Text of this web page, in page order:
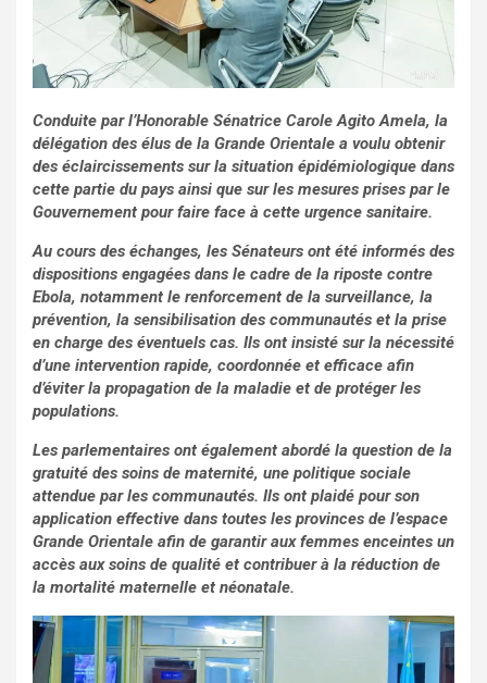
Conduite par l’Honorable Sénatrice Carole Agito Amela, la
délégation des élus de la Grande Orientale a voulu obtenir
des éclaircissements sur la situation épidémiologique dans
cette partie du pays ainsi que sur les mesures prises par le
Gouvernement pour faire face à cette urgence sanitaire.
Au cours des échanges, les Sénateurs ont été informés des
dispositions engagées dans le cadre de la riposte contre
Ebola, notamment le renforcement de la surveillance, la
prévention, la sensibilisation des communautés et la prise
en charge des éventuels cas. Ils ont insisté sur la nécessité
d’une intervention rapide, coordonnée et efficace afin
d’éviter la propagation de la maladie et de protéger les
populations.
Les parlementaires ont également abordé la question de la
gratuité des soins de maternité, une politique sociale
attendue par les communautés. Ils ont plaidé pour son
application effective dans toutes les provinces de l’espace
Grande Orientale afin de garantir aux femmes enceintes un
accès aux soins de qualité et contribuer à la réduction de
la mortalité maternelle et néonatale.